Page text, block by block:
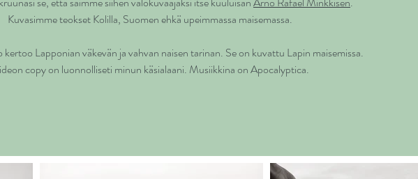
Kuvasimme teokset Kolilla, Suomen ehkä upeimmassa maisemassa.
Lapponian väkevän ja vahvan naisen tarinan. Se on kuvattu Lapin maisemissa.
copy on luonnolliseti minun käsialaani. Musiikkina on Apocalyptica.